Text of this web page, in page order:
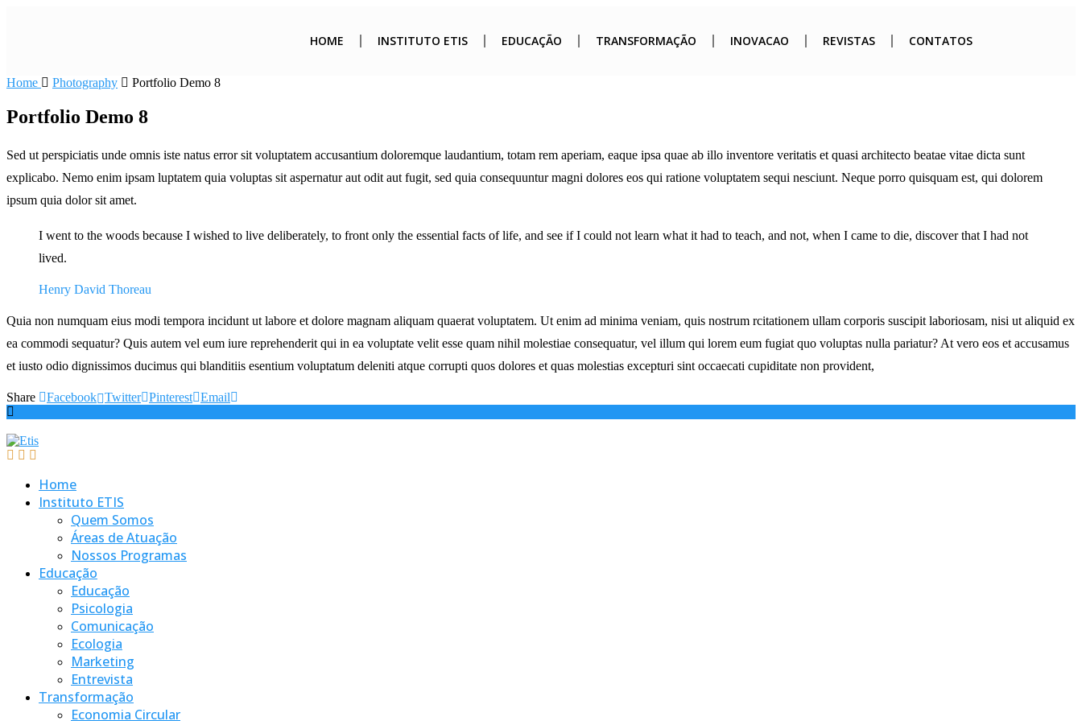
HOME INSTITUTO ETIS EDUCAÇÃO TRANSFORMAÇÃO INOVACAO REVISTAS CONTATOS
Home Photography Portfolio Demo 8
Portfolio Demo 8
Sed ut perspiciatis unde omnis iste natus error sit voluptatem accusantium doloremque laudantium, totam rem aperiam, eaque ipsa quae ab illo inventore veritatis et quasi architecto beatae vitae dicta sunt
explicabo. Nemo enim ipsam luptatem quia voluptas sit aspernatur aut odit aut fugit, sed quia consequuntur magni dolores eos qui ratione voluptatem sequi nesciunt. Neque porro quisquam est, qui dolorem
ipsum quia dolor sit amet.
I went to the woods because I wished to live deliberately, to front only the essential facts of life, and see if I could not learn what it had to teach, and not, when I came to die, discover that I had not
lived.
Henry David Thoreau
Quia non numquam eius modi tempora incidunt ut labore et dolore magnam aliquam quaerat voluptatem. Ut enim ad minima veniam, quis nostrum rcitationem ullam corporis suscipit laboriosam, nisi ut aliquid ex
ea commodi sequatur? Quis autem vel eum iure reprehenderit qui in ea voluptate velit esse quam nihil molestiae consequatur, vel illum qui lorem eum fugiat quo voluptas nulla pariatur? At vero eos et accusamus
et iusto odio dignissimos ducimus qui blanditiis esentium voluptatum deleniti atque corrupti quos dolores et quas molestias excepturi sint occaecati cupiditate non provident,
Share Facebook Twitter Pinterest Email
Home
Instituto ETIS
Quem Somos
Áreas de Atuação
Nossos Programas
Educação
Educação
Psicologia
Comunicação
Ecologia
Marketing
Entrevista
Transformação
Economia Circular